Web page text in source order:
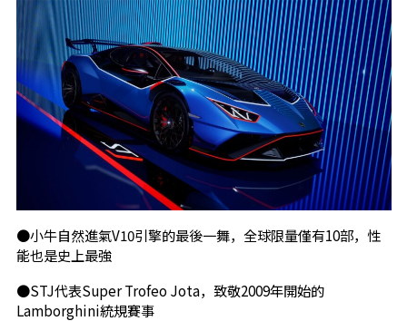
●小牛自然進氣V10引擎的最後一舞，全球限量僅有10部，性
能也是史上最強
●STJ代表Super Trofeo Jota，致敬2009年開始的
Lamborghini統規賽事